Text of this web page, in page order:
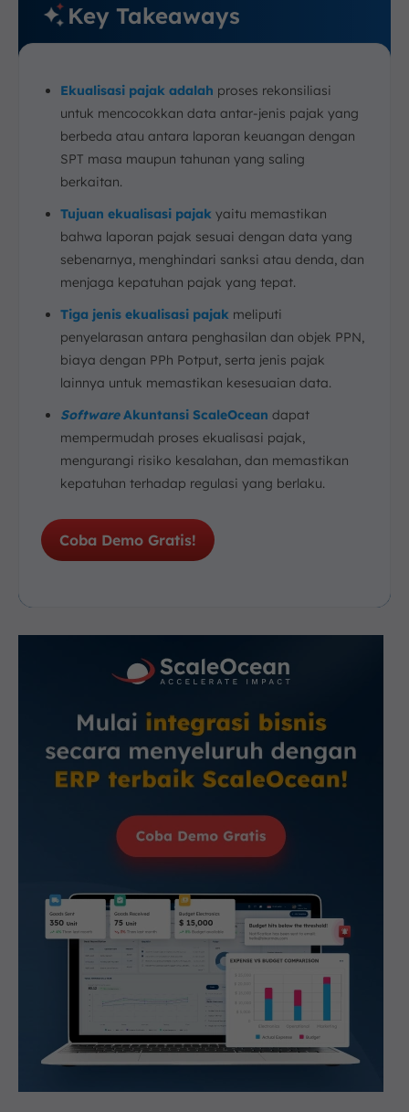
Key Takeaways
Ekualisasi pajak adalah proses rekonsiliasi
untuk mencocokkan data antar-jenis pajak yang
berbeda atau antara laporan keuangan dengan
SPT masa maupun tahunan yang saling
berkaitan.
Tujuan ekualisasi pajak yaitu memastikan
bahwa laporan pajak sesuai dengan data yang
sebenarnya, menghindari sanksi atau denda, dan
menjaga kepatuhan pajak yang tepat.
Tiga jenis ekualisasi pajak meliputi
penyelarasan antara penghasilan dan objek PPN,
biaya dengan PPh Potput, serta jenis pajak
lainnya untuk memastikan kesesuaian data.
SoftwareAkuntansi ScaleOcean dapat
mempermudah proses ekualisasi pajak,
mengurangi risiko kesalahan, dan memastikan
kepatuhan terhadap regulasi yang berlaku.
Coba Demo Gratis!